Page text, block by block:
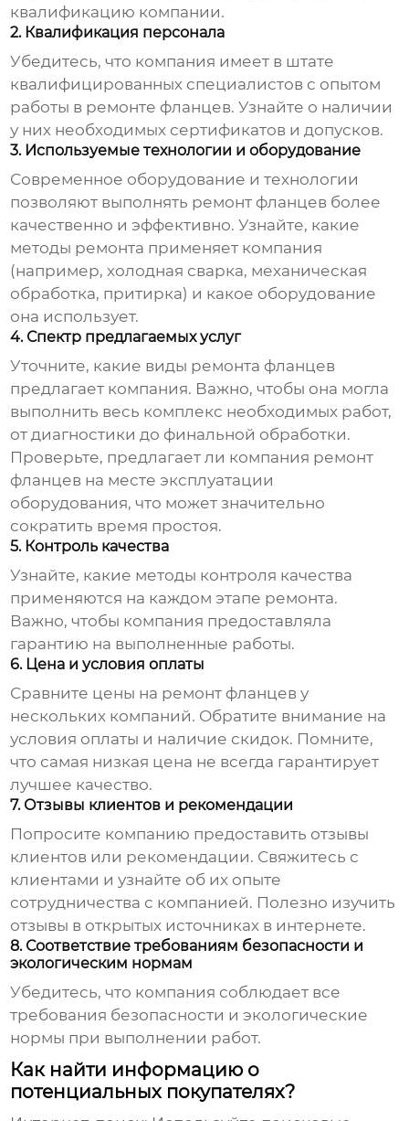
квалификацию компании.
2. Квалификация персонала
Убедитесь, что компания имеет в штате
квалифицированных специалистов с опытом
работы в ремонте фланцев. Узнайте о наличии
у них необходимых сертификатов и допусков.
3. Используемые технологии и оборудование
Современное оборудование и технологии
позволяют выполнять ремонт фланцев более
качественно и эффективно. Узнайте, какие
методы ремонта применяет компания
(например, холодная сварка, механическая
обработка, притирка) и какое оборудование
она использует.
4. Спектр предлагаемых услуг
Уточните, какие виды ремонта фланцев
предлагает компания. Важно, чтобы она могла
выполнить весь комплекс необходимых работ,
от диагностики до финальной обработки.
Проверьте, предлагает ли компания ремонт
фланцев на месте эксплуатации
оборудования, что может значительно
сократить время простоя.
5. Контроль качества
Узнайте, какие методы контроля качества
применяются на каждом этапе ремонта.
Важно, чтобы компания предоставляла
гарантию на выполненные работы.
6. Цена и условия оплаты
Сравните цены на ремонт фланцев у
нескольких компаний. Обратите внимание на
условия оплаты и наличие скидок. Помните,
что самая низкая цена не всегда гарантирует
лучшее качество.
7. Отзывы клиентов и рекомендации
Попросите компанию предоставить отзывы
клиентов или рекомендации. Свяжитесь с
клиентами и узнайте об их опыте
сотрудничества с компанией. Полезно изучить
отзывы в открытых источниках в интернете.
8. Соответствие требованиям безопасности и
экологическим нормам
Убедитесь, что компания соблюдает все
требования безопасности и экологические
нормы при выполнении работ.
Как найти информацию о
потенциальных покупателях?